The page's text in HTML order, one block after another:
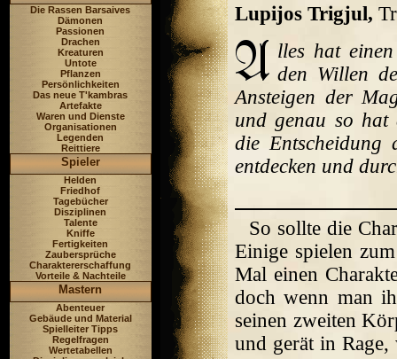
Die Rassen Barsaives
Dämonen
Passionen
Drachen
Kreaturen
Untote
Pflanzen
Persönlichkeiten
Das neue T'kambras
Artefakte
Waren und Dienste
Organisationen
Legenden
Reittiere
Spieler
Helden
Friedhof
Tagebücher
Disziplinen
Talente
Kniffe
Fertigkeiten
Zaubersprüche
Charaktererschaffung
Vorteile & Nachteile
Mastern
Abenteuer
Gebäude und Material
Spielleiter Tipps
Regelfragen
Wertetabellen
Lupijos Trigjul,
lles hat
den Willen
Ansteigen der
und genau so hat
die Entscheidung
entdecken und
So sollte die
Einige spielen
Mal einen
doch wenn man
seinen zweiten
und gerät in